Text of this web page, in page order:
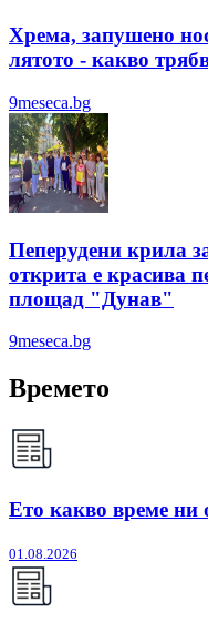
Хрема, запушено
лятотo - какво
9meseca.bg
Пеперудени крила
открита е красива
площад "Дунав"
9meseca.bg
Времето
Ето какво време ни
01.08.2026